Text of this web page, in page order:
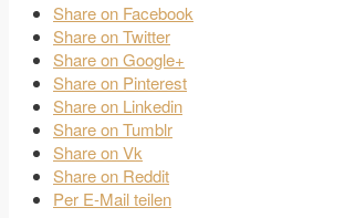
Share on Facebook
Share on Twitter
Share on Google+
Share on Pinterest
Share on Linkedin
Share on Tumblr
Share on Vk
Share on Reddit
Per E-Mail teilen